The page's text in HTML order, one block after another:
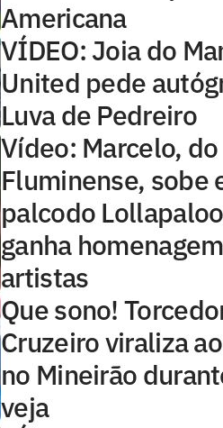
Americana
VÍDEO: Joia do
United pede
Luva de Pedreiro
Vídeo: Marcelo, do
Fluminense, sobe
palcodo
ganha
artistas
Que sono!
Cruzeiro viraliza
no Mineirão
veja